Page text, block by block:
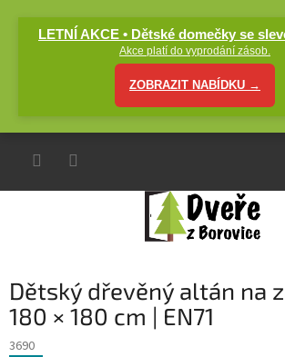
LETNÍ AKCE • Dětské domečky se
Akce platí do vyprodání zásob.
ZOBRAZIT NABÍDKU →
Dětský dřevěný altán na
180 × 180 cm | EN71
3690